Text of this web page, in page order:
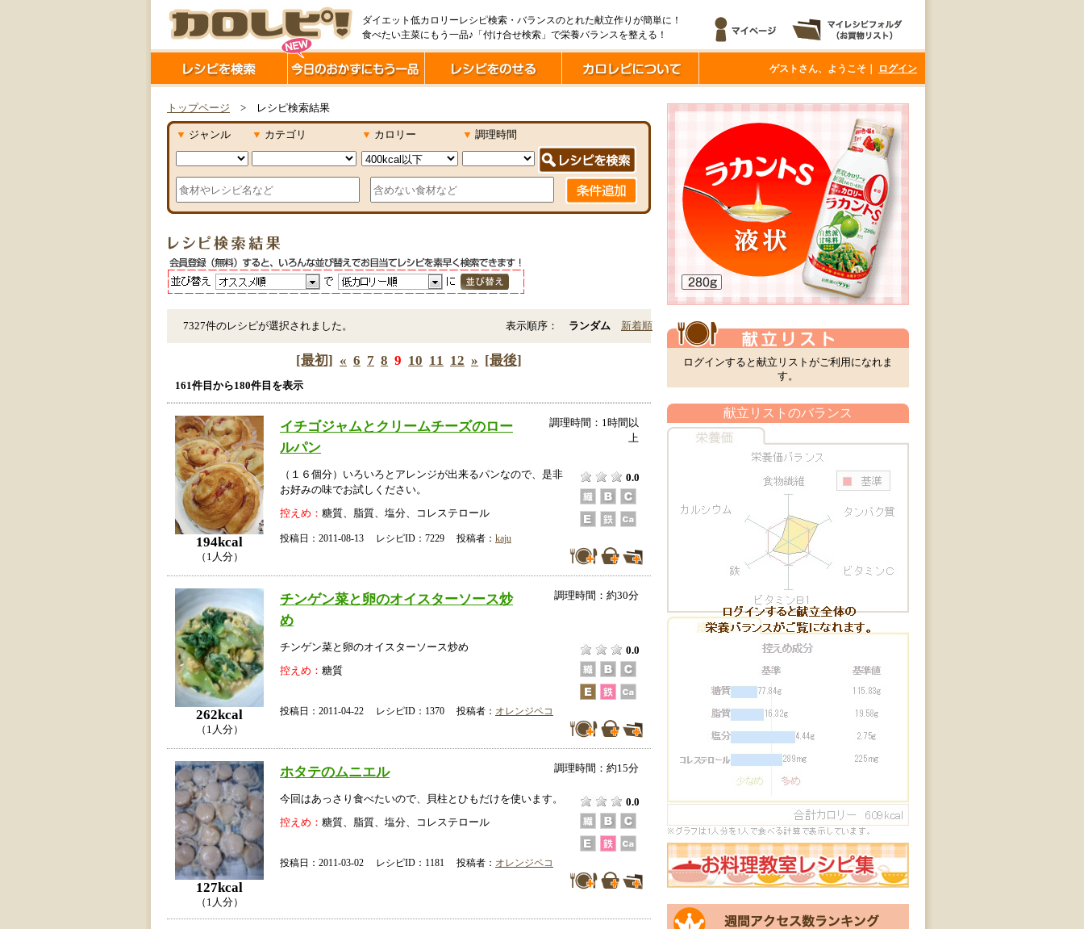
ダイエット低カロリーレシピ検索・バランスのとれた献立作りが簡単に！
食べたい主菜にもう一品♪「付け合せ検索」で栄養バランスを整える！
ゲストさん、ようこそ｜ ログイン
トップページ > レシピ検索結果
▼ ジャンル ▼ カテゴリ ▼ カロリー ▼ 調理時間
7327件のレシピが選択されました。 表示順序： ランダム 新着順
[最初] « 6 7 8 9 10 11 12 » [最後]
161件目から180件目を表示
194kcal
（1人分）
イチゴジャムとクリームチーズのロー
ルパン
調理時間：1時間以
上
（１６個分）いろいろとアレンジが出来るパンなので、是非
お好みの味でお試しください。
0.0
控えめ： 糖質、脂質、塩分、コレステロール
投稿日：2011-08-13 レシピID：7229 投稿者： kaju
262kcal
（1人分）
チンゲン菜と卵のオイスターソース炒
め
調理時間：約30分
チンゲン菜と卵のオイスターソース炒め
0.0
控えめ： 糖質
投稿日：2011-04-22 レシピID：1370 投稿者： オレンジペコ
127kcal
（1人分）
ホタテのムニエル 調理時間：約15分
今回はあっさり食べたいので、貝柱とひもだけを使います。
0.0
控えめ： 糖質、脂質、塩分、コレステロール
投稿日：2011-03-02 レシピID：1181 投稿者： オレンジペコ
ログインすると献立リストがご利用になれま
す。
献立リストのバランス